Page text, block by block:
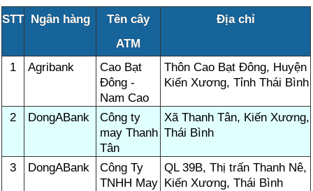
STT Ngân hàng
Tên cây
ATM
Địa chỉ
1 Agribank
Cao Bạt
Đông -
Nam Cao
Thôn Cao Bạt Đông, Huyện
Kiến Xương, Tỉnh Thái Bình
2 DongABank
Công ty
may Thanh
Tân
Xã Thanh Tân, Kiến Xương,
Thái Bình
3 DongABank
Công Ty
TNHH May
QL 39B, Thị trấn Thanh Nê,
Kiến Xương, Thái Bình